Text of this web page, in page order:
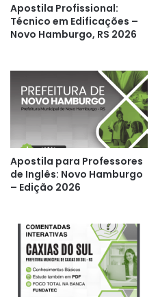
Apostila Profissional:
Técnico em Edificações –
Novo Hamburgo, RS 2026
Apostila para Professores
de Inglês: Novo Hamburgo
– Edição 2026